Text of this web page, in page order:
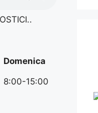
Domenica
8:00-15:00